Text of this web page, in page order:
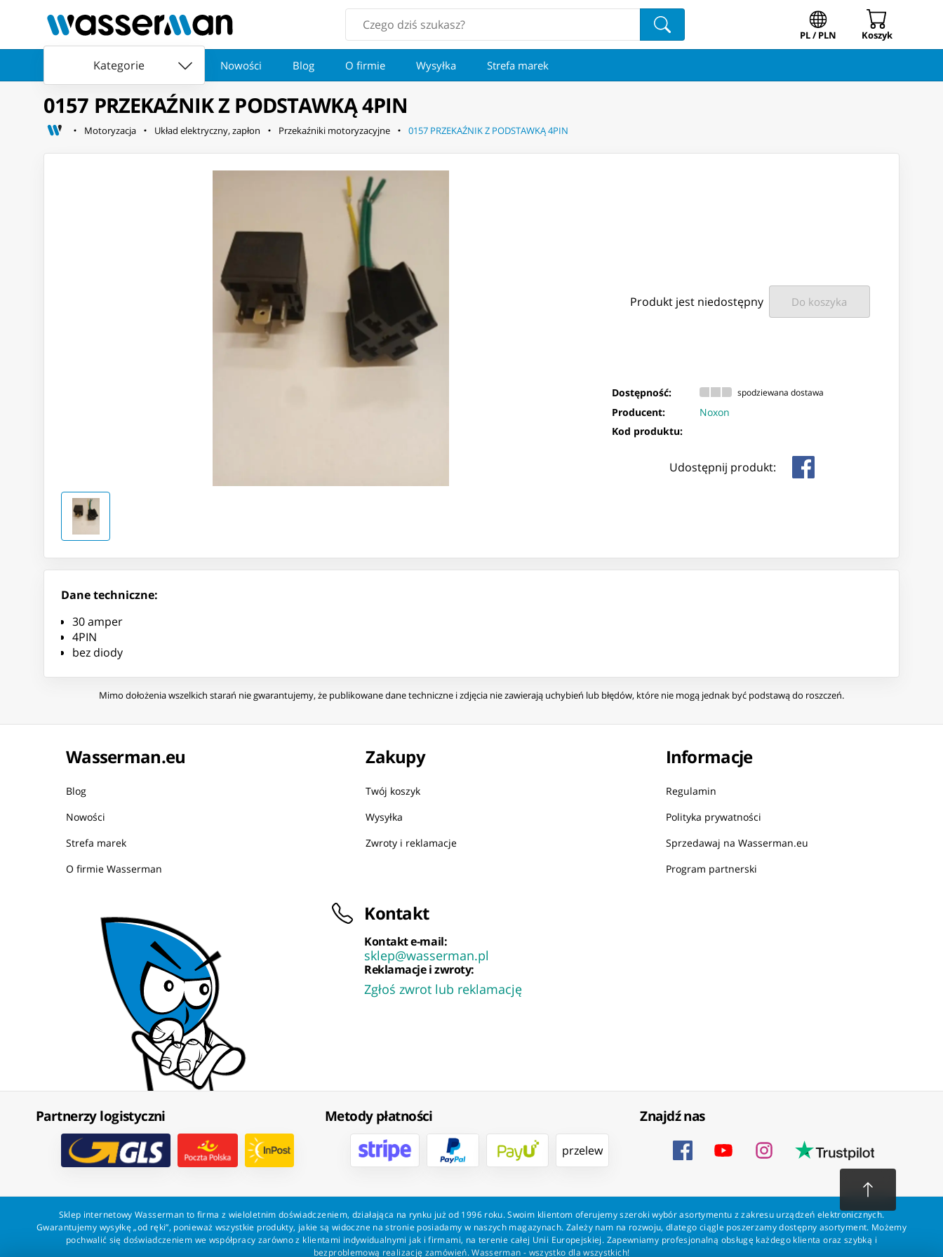
PL / PLN Koszyk
Kategorie Nowości Blog O firmie Wysyłka Strefa marek
0157 PRZEKAŹNIK Z PODSTAWKĄ 4PIN
Motoryzacja Układ elektryczny, zapłon Przekaźniki motoryzacyjne 0157 PRZEKAŹNIK Z PODSTAWKĄ 4PIN
Produkt jest niedostępny Do koszyka
Dostępność: spodziewana dostawa
Producent:
Noxon
Kod produktu:
Udostępnij produkt:
Dane techniczne:
30 amper
4PIN
bez diody
Mimo dołożenia wszelkich starań nie gwarantujemy, że publikowane dane techniczne i zdjęcia nie zawierają uchybień lub błędów, które nie mogą jednak być podstawą do roszczeń.
Wasserman.eu
Blog
Nowości
Strefa marek
O firmie Wasserman
Zakupy
Twój koszyk
Wysyłka
Zwroty i reklamacje
Informacje
Regulamin
Polityka prywatności
Sprzedawaj na Wasserman.eu
Program partnerski
Kontakt
Kontakt e-mail:
sklep@wasserman.pl
Reklamacje i zwroty:
Zgłoś zwrot lub reklamację
Partnerzy logistyczni Metody płatności
przelew
Znajdź nas
Sklep internetowy Wasserman to firma z wieloletnim doświadczeniem, działająca na rynku już od 1996 roku. Swoim klientom oferujemy szeroki wybór asortymentu z zakresu urządzeń elektronicznych.
Gwarantujemy wysyłkę „od ręki”, ponieważ wszystkie produkty, jakie są widoczne na stronie posiadamy w naszych magazynach. Zależy nam na rozwoju, dlatego ciągle poszerzamy dostępny asortyment. Możemy
pochwalić się doświadczeniem we współpracy zarówno z klientami indywidualnymi jak i firmami, na terenie całej Unii Europejskiej. Zapewniamy profesjonalną obsługę każdego klienta oraz szybką i
bezproblemową realizację zamówień. Wasserman - wszystko dla wszystkich!